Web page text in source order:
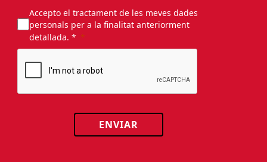
Accepto el tractament de les meves dades
personals per a la finalitat anteriorment
detallada. *
ENVIAR